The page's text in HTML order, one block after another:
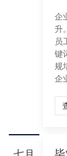
企
升
员
键
规
企